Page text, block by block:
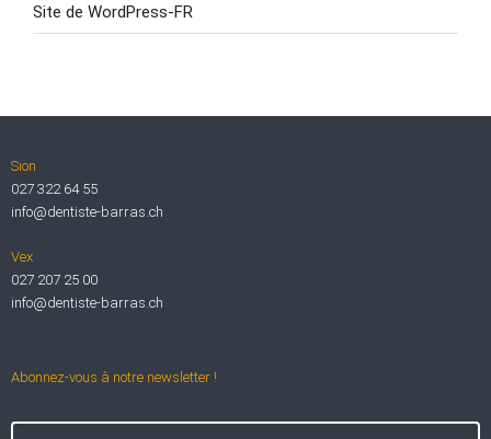
Site de WordPress-FR
Sion
027 322 64 55
info@dentiste-barras.ch
Vex
027 207 25 00
info@dentiste-barras.ch
Abonnez-vous à notre newsletter !